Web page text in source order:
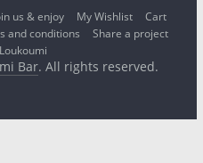
us & enjoy My Wishlist
Cart
and conditions
Share a project
Bar. All rights reserved.